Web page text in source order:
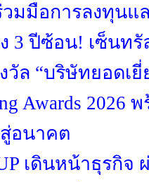
มมือการลงทุนแ
3 ปีซ้อน! เซ็นท
วัล “บริษัทยอดเ
Awards 2026
อนาคต
เดินหน้าธุรกิจ